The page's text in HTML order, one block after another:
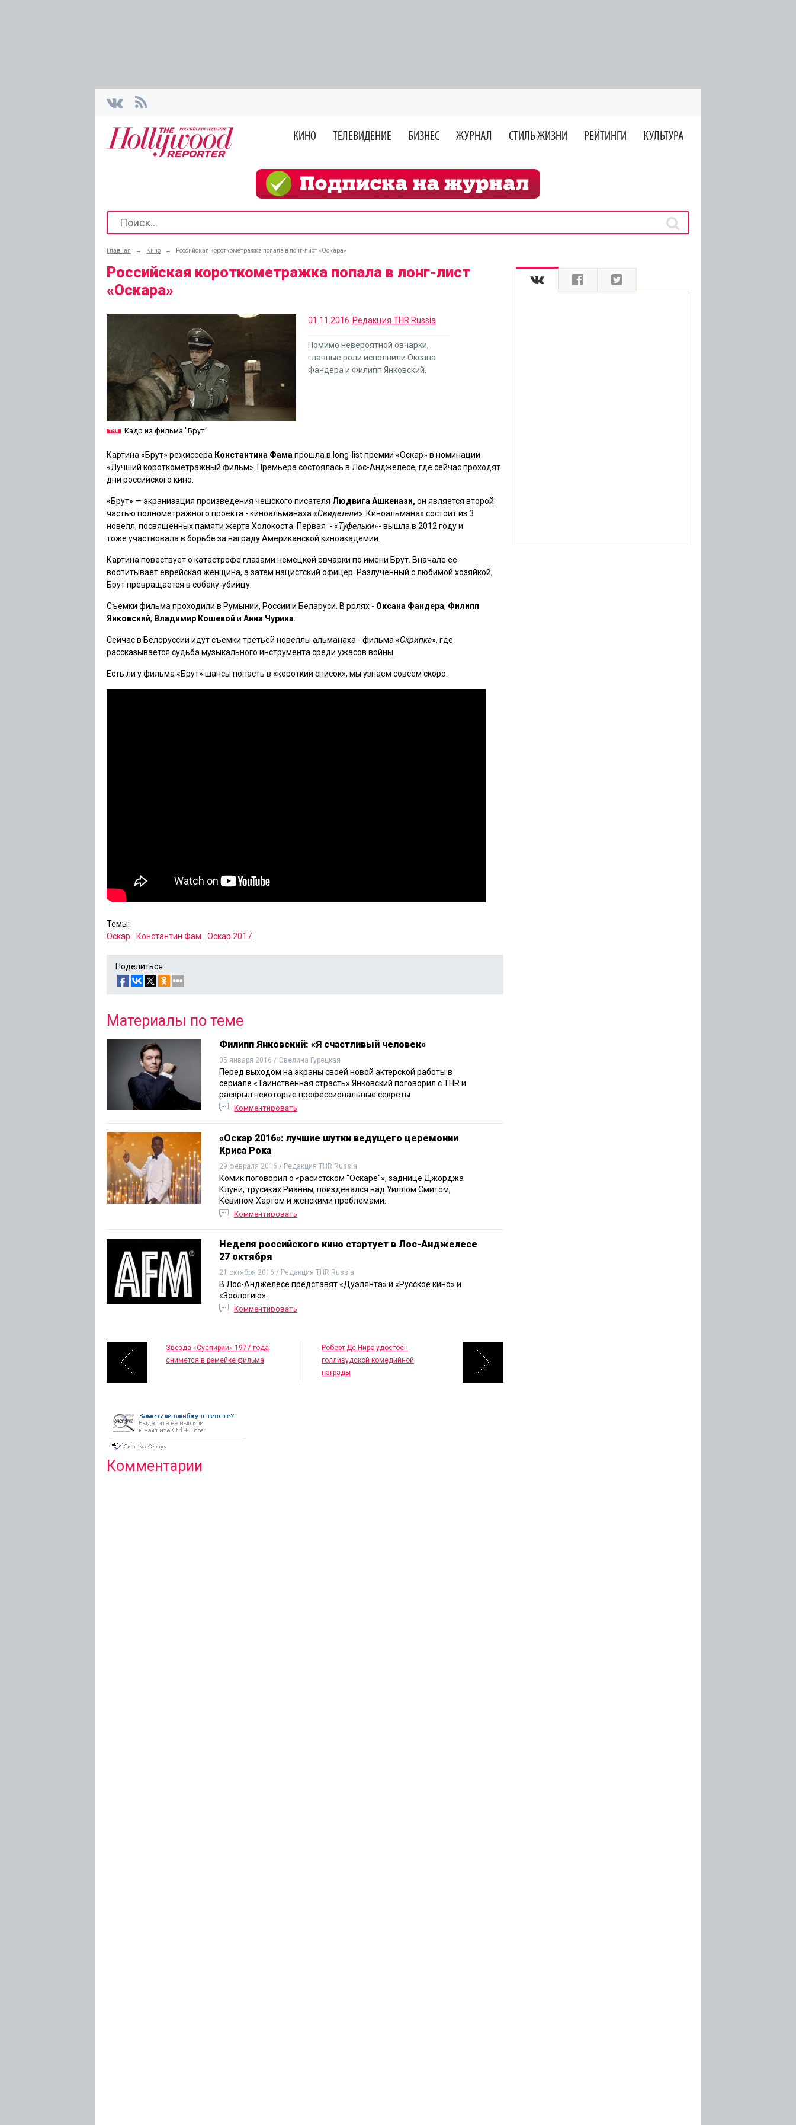
КИНО ТЕЛЕВИДЕНИЕ БИЗНЕС ЖУРНАЛ СТИЛЬ ЖИЗНИ РЕЙТИНГИ КУЛЬТУРА
Главная → Кино → Российская короткометражка попала в лонг-лист «Оскара»
Российская короткометражка попала в лонг-лист
«Оскара»
Кадр из фильма "Брут"
01.11.2016 Редакция THR Russia
Помимо невероятной овчарки,
главные роли исполнили Оксана
Фандера и Филипп Янковский.
Картина «Брут» режиссера Константина Фама прошла в long-list премии «Оскар» в номинации
«Лучший короткометражный фильм». Премьера состоялась в Лос-Анджелесе, где сейчас проходят
дни российского кино.
«Брут» — экранизация произведения чешского писателя Людвига Ашкенази, он является второй
частью полнометражного проекта - киноальманаха «Свидетели». Киноальманах состоит из 3
новелл, посвященных памяти жертв Холокоста. Первая - «Туфельки»- вышла в 2012 году и
тоже участвовала в борьбе за награду Американской киноакадемии.
Картина повествует о катастрофе глазами немецкой овчарки по имени Брут. Вначале ее
воспитывает еврейская женщина, а затем нацистский офицер. Разлучённый с любимой хозяйкой,
Брут превращается в собаку-убийцу.
Съемки фильма проходили в Румынии, России и Беларуси. В ролях - Оксана Фандера, Филипп
Янковский, Владимир Кошевой и Анна Чурина
Сейчас в Белоруссии идут съемки третьей новеллы альманаха - фильма «Скрипка», где
рассказывается судьба музыкального инструмента среди ужасов войны.
Есть ли у фильма «Брут» шансы попасть в «короткий список», мы узнаем совсем скоро.
Темы:
Оскар
Константин Фам Оскар 2017
Поделиться
Материалы по теме
Филипп Янковский: «Я счастливый человек»
05 января 2016 / Эвелина Гурецкая
Перед выходом на экраны своей новой актерской работы в
сериале «Таинственная страсть» Янковский поговорил с THR и
раскрыл некоторые профессиональные секреты.
Комментировать
«Оскар 2016»: лучшие шутки ведущего церемонии
Криса Рока
29 февраля 2016 / Редакция THR Russia
Комик поговорил о «расистском "Оскаре"», заднице Джорджа
Клуни, трусиках Рианны, поиздевался над Уиллом Смитом,
Кевином Хартом и женскими проблемами.
Комментировать
Неделя российского кино стартует в Лос-Анджелесе
27 октября
21 октября 2016 / Редакция THR Russia
В Лос-Анджелесе представят «Дуэлянта» и «Русское кино» и
«Зоологию».
Комментировать
Звезда «Суспирии» 1977 года
снимется в ремейке фильма
Роберт Де Ниро удостоен
голливудской комедийной
награды
Комментарии